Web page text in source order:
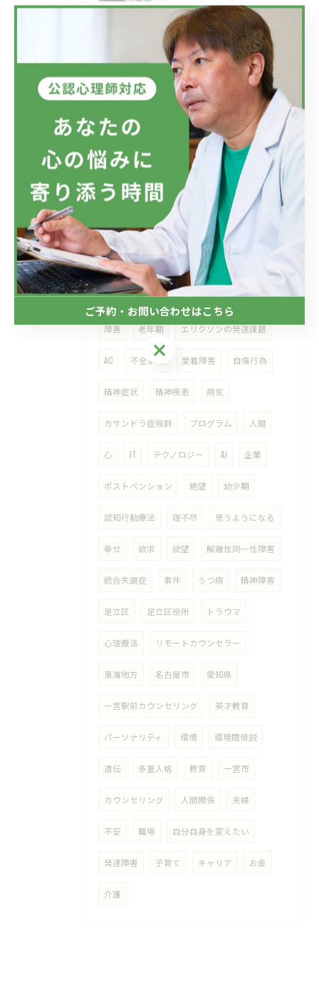
タグ Tags
適応障害
メンタルケア 仕事 会社
ラインによるケア メンタルヘルス対策
メンタルヘルス 希死念慮
マズロー リモートカウンセリング
真心 交流 コミュニケーション
アスペルガー症候群 SLD ADHD ASD
障害 老年期 エリクソンの発達課題
AC 不全家庭 愛着障害 自傷行為
精神症状 精神疾患 病気
カサンドラ症候群 プログラム 人間
心 IT テクノロジー AI 企業
ポストベンション 絶望 幼少期
認知行動療法 理不尽 思うようになる
幸せ 欲求 欲望 解離性同一性障害
統合失調症 事件 うつ病 精神障害
足立区 足立区役所 トラウマ
心理療法 リモートカウンセラー
東海地方 名古屋市 愛知県
一宮駅前カウンセリング 英才教育
パーソナリティ 環境 環境閾値説
遺伝 多重人格 教育 一宮市
カウンセリング 人間関係 夫婦
不安 職場 自分自身を変えたい
発達障害 子育て キャリア お金
介護
ご予約・お問い合わせはこちら
ご予約・お問い合わせはこちら